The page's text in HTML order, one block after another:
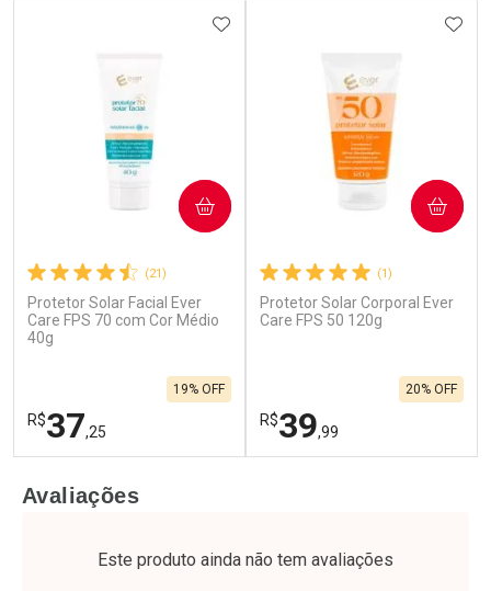
(21)
Protetor Solar Facial Ever
Care FPS 70 com Cor Médio
40g
R$37,25
19% OFF
ADICIONAR AOS FAVORITOS
COMPRAR
Laboratório
Por Menos
(1)
Protetor Solar Corporal Ever
Care FPS 50 120g
R$39,99
20% OFF
COMPRAR
Laboratório
Por Menos
Avaliações
Este produto ainda não tem avaliações